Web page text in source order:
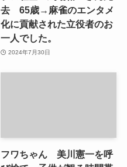
去 65歳→麻雀のエンタメ
化に貢献された立役者のお
一人でした。
2024年7月30日
フワちゃん 美川憲一を呼